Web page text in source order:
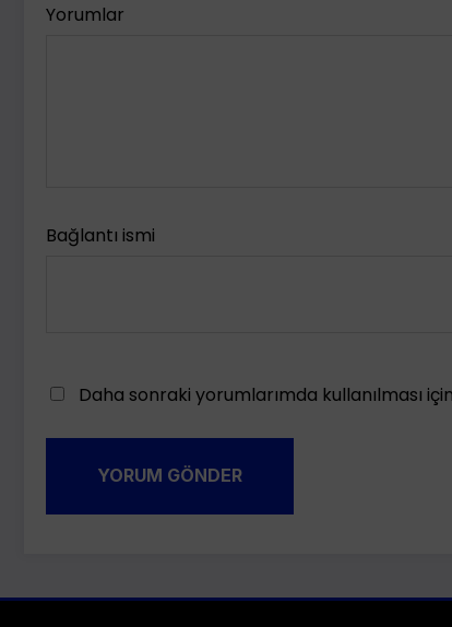
Yorumlar
Bağlantı ismi
Daha sonraki yorumlarımda kullanılması